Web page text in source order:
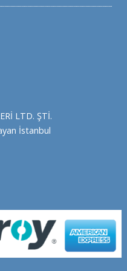
LTD. ŞTİ.
İstanbul